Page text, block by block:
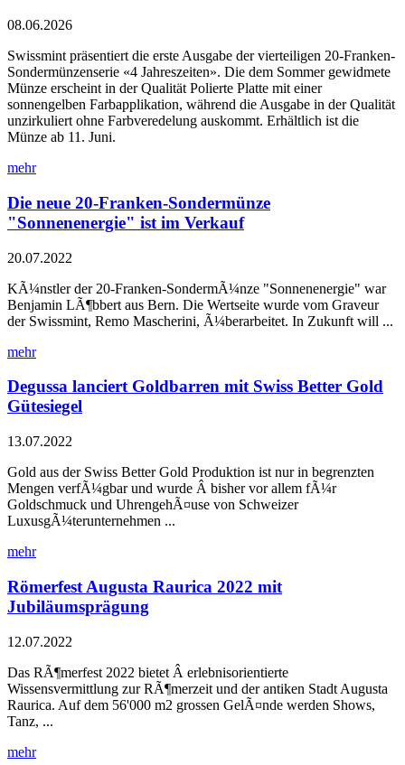
08.06.2026
Swissmint präsentiert die erste Ausgabe der vierteiligen 20-Franken-
Sondermünzenserie «4 Jahreszeiten». Die dem Sommer gewidmete
Münze erscheint in der Qualität Polierte Platte mit einer
sonnengelben Farbapplikation, während die Ausgabe in der Qualität
unzirkuliert ohne Farbveredelung auskommt. Erhältlich ist die
Münze ab 11. Juni.
mehr
Die neue 20-Franken-Sondermünze
"Sonnenenergie" ist im Verkauf
20.07.2022
KÃ¼nstler der 20-Franken-SondermÃ¼nze "Sonnenenergie" war
Benjamin LÃ¶bbert aus Bern. Die Wertseite wurde vom Graveur
der Swissmint, Remo Mascherini, Ã¼berarbeitet. In Zukunft will ...
mehr
Degussa lanciert Goldbarren mit Swiss Better Gold
Gütesiegel
13.07.2022
Gold aus der Swiss Better Gold Produktion ist nur in begrenzten
Mengen verfÃ¼gbar und wurde Â bisher vor allem fÃ¼r
Goldschmuck und UhrengehÃ¤use von Schweizer
LuxusgÃ¼terunternehmen ...
mehr
Römerfest Augusta Raurica 2022 mit
Jubiläumsprägung
12.07.2022
Das RÃ¶merfest 2022 bietet Â erlebnisorientierte
Wissensvermittlung zur RÃ¶merzeit und der antiken Stadt Augusta
Raurica. Auf dem 56'000 m2 grossen GelÃ¤nde werden Shows,
Tanz, ...
mehr